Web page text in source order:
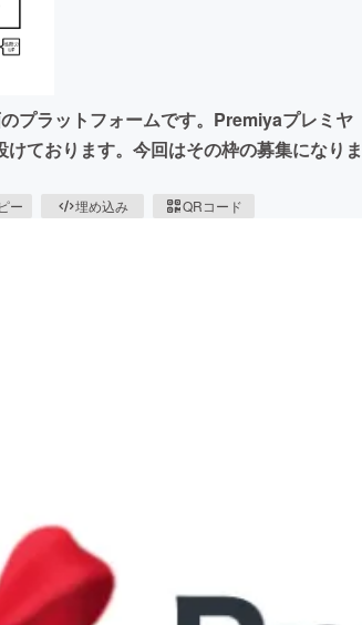
プラットフォームです。Premiyaプレミヤ
ております。今回はその枠の募集になりま
ー 埋め込み QRコード